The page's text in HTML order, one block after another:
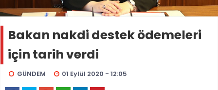
Bakan nakdi destek ödemeleri
için tarih verdi
GÜNDEM 01 Eylül 2020 - 12:05